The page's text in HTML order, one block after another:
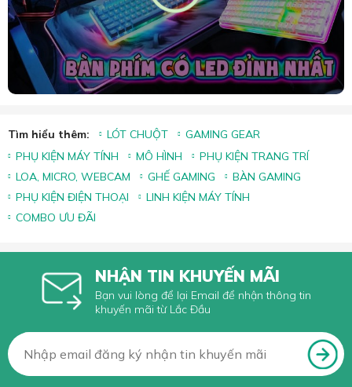
Tìm hiểu thêm: LÓT CHUỘT
GAMING GEAR
PHỤ KIỆN MÁY TÍNH
MÔ HÌNH
PHỤ KIỆN TRANG TRÍ
LOA, MICRO, WEBCAM
GHẾ GAMING
BÀN GAMING
PHỤ KIỆN ĐIỆN THOẠI
LINH KIỆN MÁY TÍNH
COMBO ƯU ĐÃI
NHẬN TIN KHUYẾN MÃI
Bạn vui lòng để lại Email để nhận thông tin
khuyến mãi từ Lắc Đầu